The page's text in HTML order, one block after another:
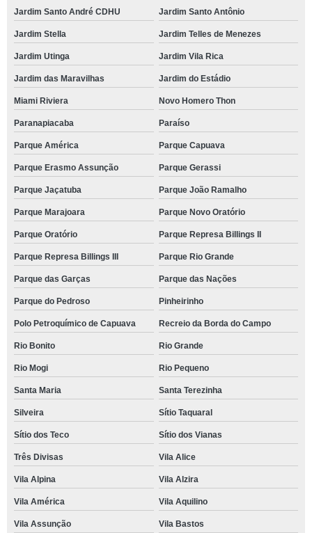
Jardim Santo André CDHU Jardim Santo Antônio
Jardim Stella Jardim Telles de Menezes
Jardim Utinga Jardim Vila Rica
Jardim das Maravilhas Jardim do Estádio
Miami Riviera Novo Homero Thon
Paranapiacaba Paraíso
Parque América Parque Capuava
Parque Erasmo Assunção Parque Gerassi
Parque Jaçatuba Parque João Ramalho
Parque Marajoara Parque Novo Oratório
Parque Oratório Parque Represa Billings II
Parque Represa Billings III Parque Rio Grande
Parque das Garças Parque das Nações
Parque do Pedroso Pinheirinho
Polo Petroquímico de Capuava Recreio da Borda do Campo
Rio Bonito Rio Grande
Rio Mogi Rio Pequeno
Santa Maria Santa Terezinha
Silveira Sítio Taquaral
Sítio dos Teco Sítio dos Vianas
Três Divisas Vila Alice
Vila Alpina Vila Alzira
Vila América Vila Aquilino
Vila Assunção Vila Bastos